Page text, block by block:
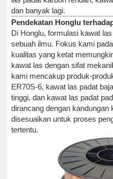
dan banyak lagi.
Pendekatan Honglu
Di Honglu, formulasi kawat
sebuah ilmu. Fokus kami
kualitas yang ketat
kawat las dengan sifat
kami mencakup produk-
ER70S-6, kawat las padat
tinggi, dan kawat las padat
dirancang dengan kandungan
disesuaikan untuk proses
tertentu.